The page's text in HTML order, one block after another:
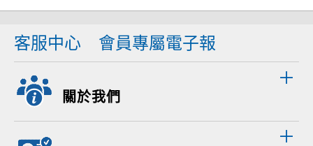
客服中心 會員專屬電子報
關於我們